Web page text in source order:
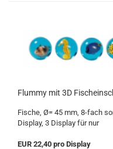
Flummy mit 3D
Fische, Ø= 45 mm, 8-fach
Display, 3 Display für nur
EUR 22,40 pro Display